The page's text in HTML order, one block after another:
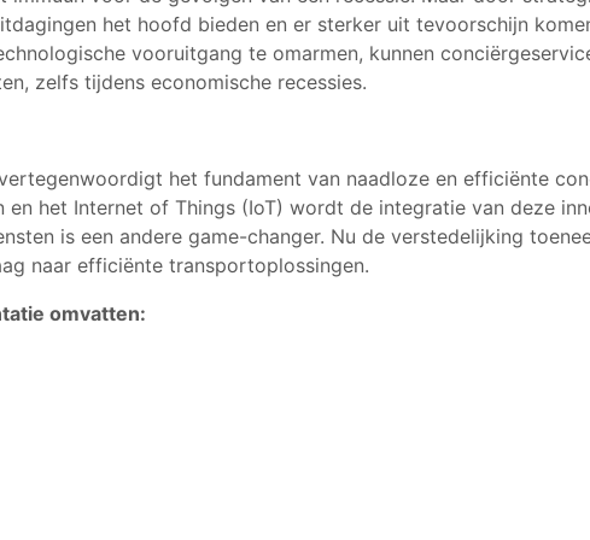
het hoofd bieden en er sterker uit tevoorschijn
vooruitgang te omarmen, kunnen
zelfs tijdens economische recessies.
het fundament van naadloze en efficiënte
het Internet of Things (IoT) wordt de integratie van deze
is een andere game-changer. Nu de verstedelijking
naar efficiënte transportoplossingen.
omvatten: